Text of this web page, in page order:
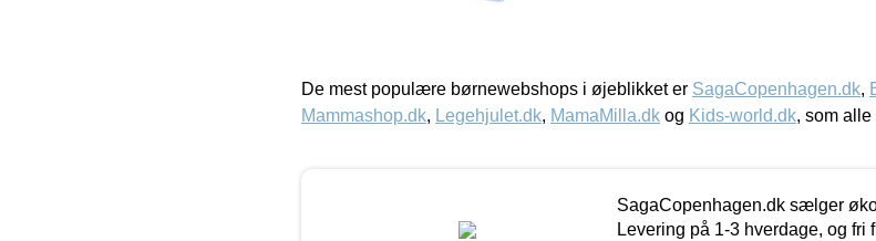
De mest populære børnewebshops i øjeblikket er SagaCopenhagen.dk,
Mammashop.dk, Legehjulet.dk, MamaMilla.dk og Kids-world.dk, som alle
SagaCopenhagen.dk sælger
Levering på 1-3 hverdage, og fri